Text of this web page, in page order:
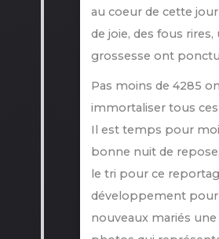
au coeur de cette
de joie, des fous
grossesse ont
Pas moins de 4285
immortaliser tous
Il est temps pour
bonne nuit de
le tri pour ce
développement
nouveaux mariés